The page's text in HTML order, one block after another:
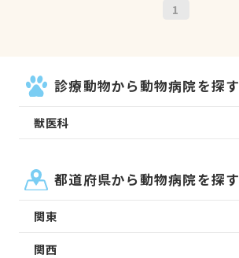
1
診療動物から動物病院を探す
獣医科
都道府県から動物病院を探す
関東
関西